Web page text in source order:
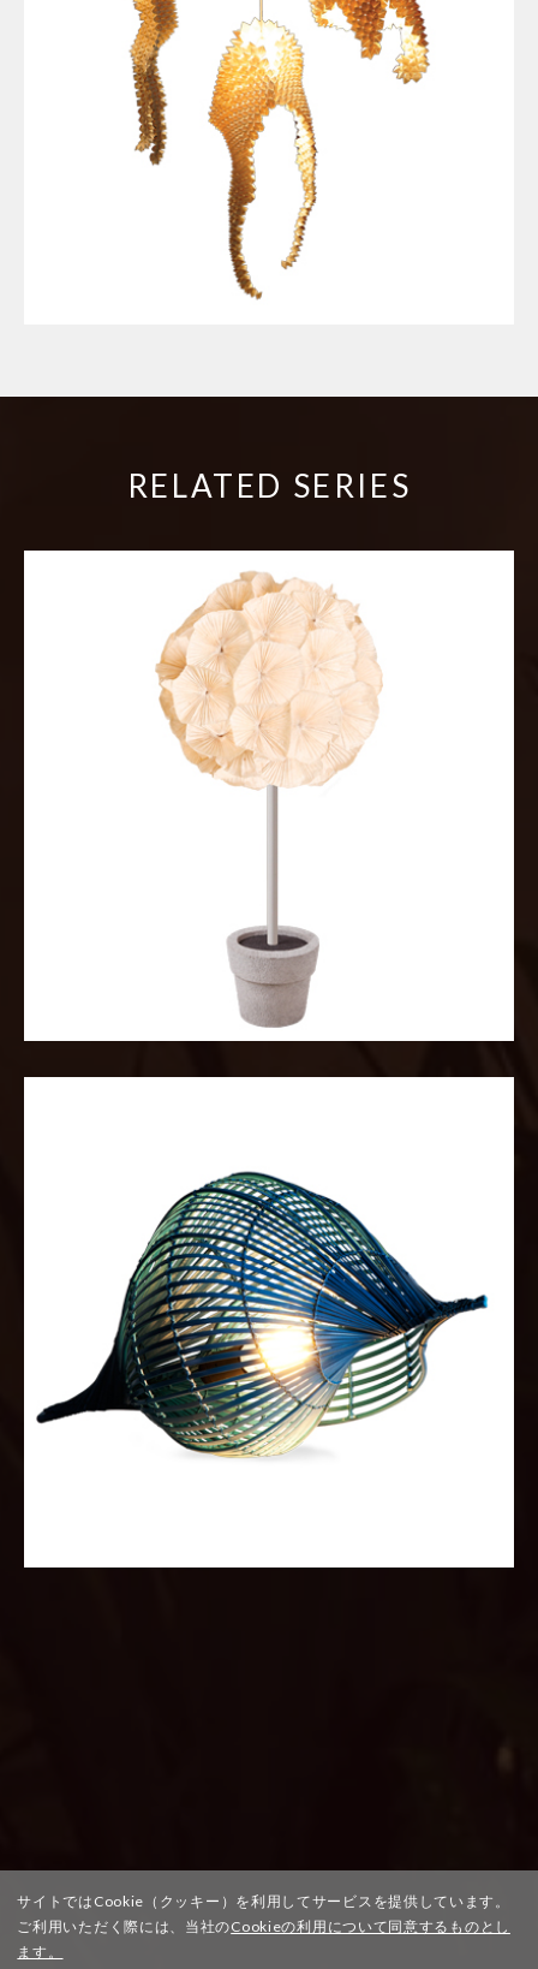
RELATED SERIES
サイトではCookie（クッキー）を利用してサービスを提供しています。
ご利用いただく際には、当社のCookieの利用について同意するものとし
ます。